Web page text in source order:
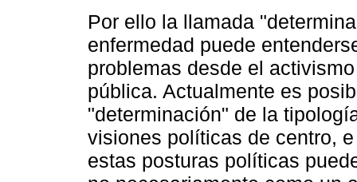
Por ello la llamada
enfermedad puede
problemas desde el
pública. Actualmente es
"determinación" de la
visiones políticas de centro,
estas posturas políticas